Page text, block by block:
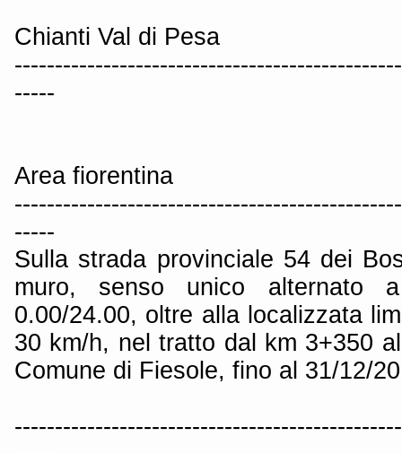
Chianti Val di Pesa
-----
Area fiorentina
-----
Sulla strada provinciale 54 dei
muro, senso unico alternato
0.00/24.00, oltre alla localizzata
30 km/h, nel tratto dal km 3+350
Comune di Fiesole, fino al 31/12/